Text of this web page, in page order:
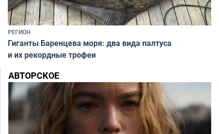
РЕГИОН
Гиганты Баренцева моря: два вида палтуса
и их рекордные трофеи
АВТОРСКОЕ